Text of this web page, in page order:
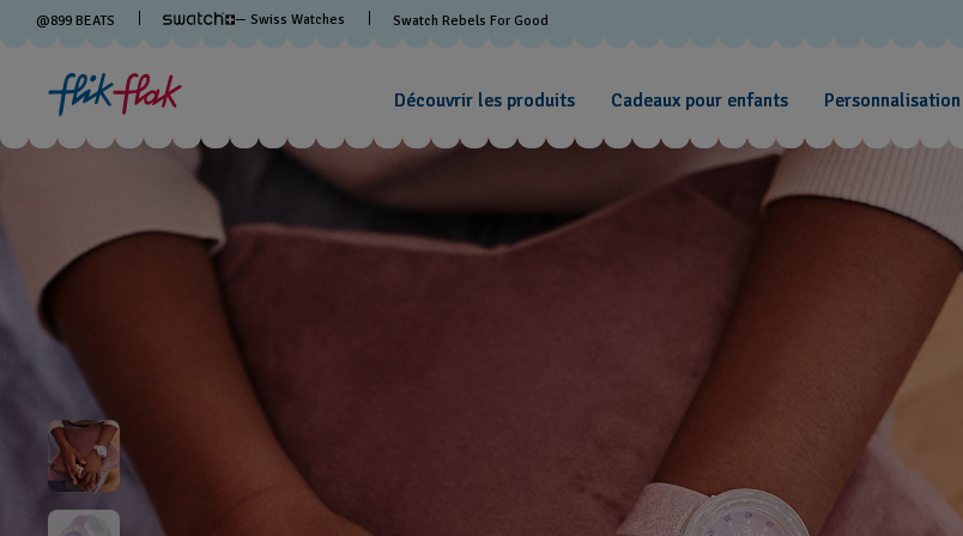
@899 BEATS — Swiss Watches Swatch Rebels For Good
Découvrir les produits Cadeaux pour enfants Personnalisation